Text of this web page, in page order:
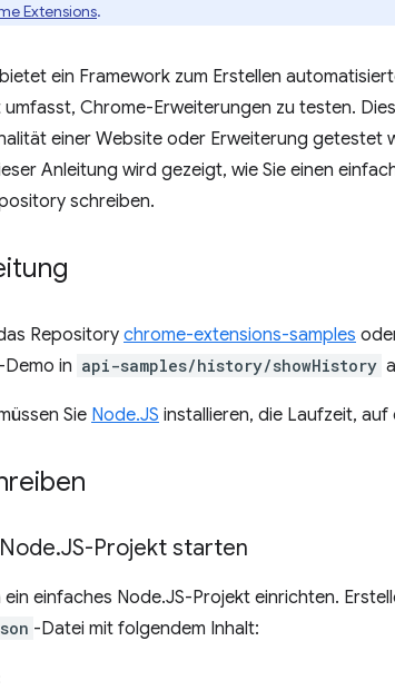
Extensions.
bietet ein Framework zum Erstellen
Chrome-Erweiterungen zu testen.
einer Website oder Erweiterung getestet
Anleitung wird gezeigt, wie Sie einen
schreiben.
Repository chrome-extensions-samples
in api-samples/history/showHistory
Sie Node.JS installieren, die Laufzeit,
.JS-Projekt starten
ein einfaches Node.JS-Projekt einrichten.
-Datei mit folgendem Inhalt: